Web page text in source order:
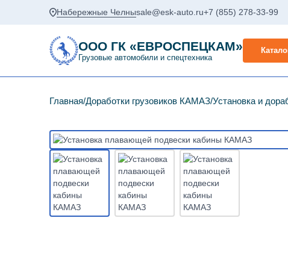
Набережные Челныsale@esk-auto.ru+7 (855) 278-33-99
ООО ГК «ЕВРОСПЕЦКАМ»
Грузовые автомобили и спецтехника
Главная Доработки грузовиков КАМАЗ Установка и